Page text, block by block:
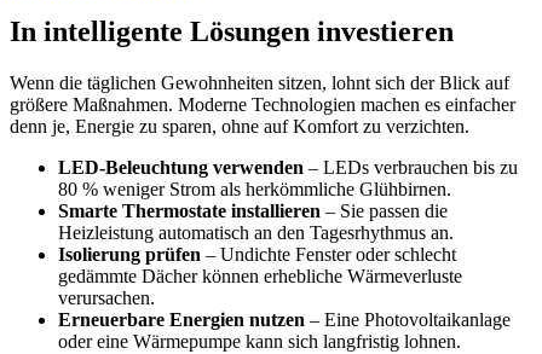
In intelligente Lösungen investieren
Wenn die täglichen Gewohnheiten sitzen, lohnt sich der Blick auf
größere Maßnahmen. Moderne Technologien machen es einfacher
denn je, Energie zu sparen, ohne auf Komfort zu verzichten.
LED-Beleuchtung verwenden – LEDs verbrauchen bis zu
80 % weniger Strom als herkömmliche Glühbirnen.
Smarte Thermostate installieren – Sie passen die
Heizleistung automatisch an den Tagesrhythmus an.
Isolierung prüfen – Undichte Fenster oder schlecht
gedämmte Dächer können erhebliche Wärmeverluste
verursachen.
Erneuerbare Energien nutzen – Eine Photovoltaikanlage
oder eine Wärmepumpe kann sich langfristig lohnen.